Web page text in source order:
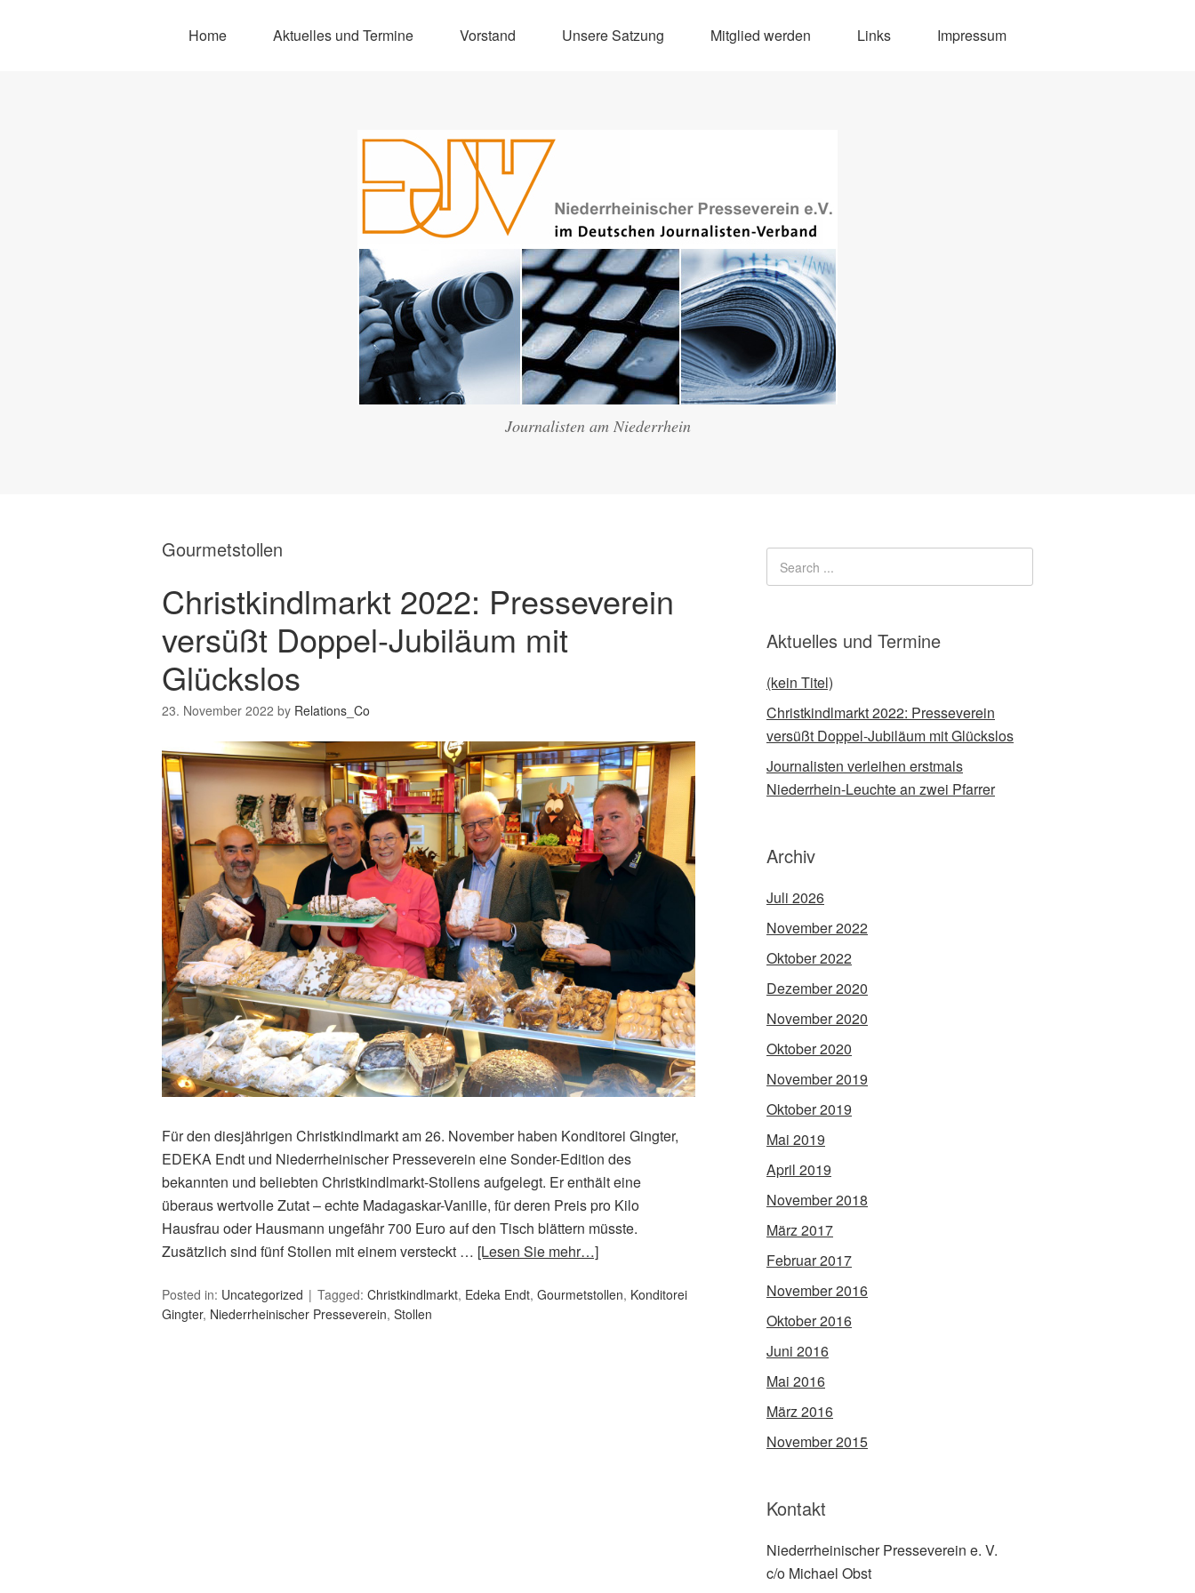
Home Aktuelles und Termine Vorstand Unsere Satzung Mitglied werden Links Impressum
Journalisten am Niederrhein
Gourmetstollen
Christkindlmarkt 2022: Presseverein
versüßt Doppel-Jubiläum mit
Glückslos
23. November 2022 by Relations_Co
Für den diesjährigen Christkindlmarkt am 26. November haben Konditorei Gingter,
EDEKA Endt und Niederrheinischer Presseverein eine Sonder-Edition des
bekannten und beliebten Christkindlmarkt-Stollens aufgelegt. Er enthält eine
überaus wertvolle Zutat – echte Madagaskar-Vanille, für deren Preis pro Kilo
Hausfrau oder Hausmann ungefähr 700 Euro auf den Tisch blättern müsste.
Zusätzlich sind fünf Stollen mit einem versteckt … [Lesen Sie mehr…]
Posted in: Uncategorized Tagged: Christkindlmarkt, Edeka Endt, Gourmetstollen, Konditorei
Gingter, Niederrheinischer Presseverein, Stollen
Aktuelles und Termine
(kein Titel)
Christkindlmarkt 2022: Presseverein
versüßt Doppel-Jubiläum mit Glückslos
Journalisten verleihen erstmals
Niederrhein-Leuchte an zwei Pfarrer
Archiv
Juli 2026
November 2022
Oktober 2022
Dezember 2020
November 2020
Oktober 2020
November 2019
Oktober 2019
Mai 2019
April 2019
November 2018
März 2017
Februar 2017
November 2016
Oktober 2016
Juni 2016
Mai 2016
März 2016
November 2015
Kontakt
Niederrheinischer Presseverein e. V.
c/o Michael Obst